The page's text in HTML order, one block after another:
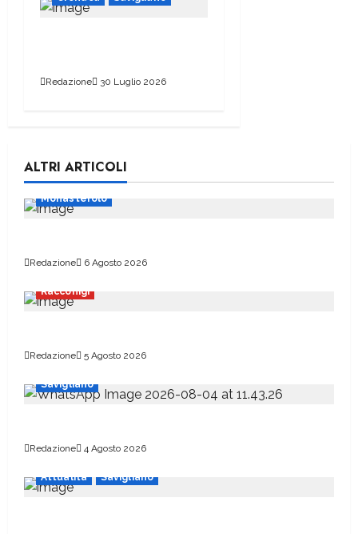
Redazione 30 Luglio 2026
ALTRI ARTICOLI
Monasterolo
Redazione 6 Agosto 2026
Racconigi
Redazione 5 Agosto 2026
Savigliano
Redazione 4 Agosto 2026
Attualità Savigliano